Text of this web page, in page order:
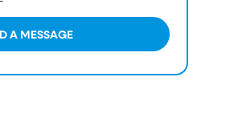
A MESSAGE